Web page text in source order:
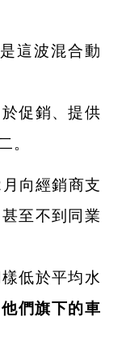
這波混合動
促銷、提供
。
向經銷商支
至不到同業
低於平均水
們旗下的車